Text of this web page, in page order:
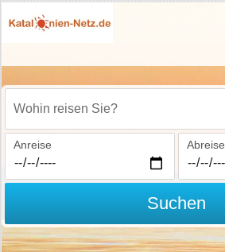
Wohin reisen Sie?
Anreise Abreise
Suchen